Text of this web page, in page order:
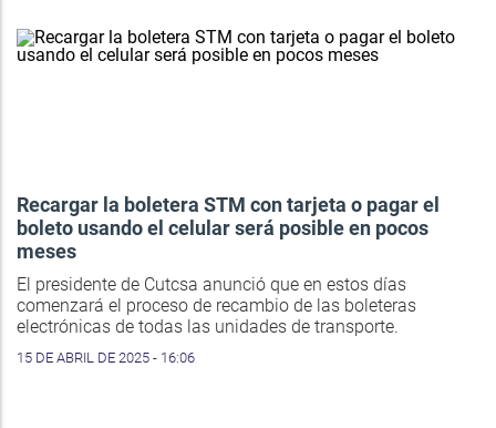
Recargar la boletera STM con tarjeta o pagar el
boleto usando el celular será posible en pocos
meses
El presidente de Cutcsa anunció que en estos días
comenzará el proceso de recambio de las boleteras
electrónicas de todas las unidades de transporte.
15 DE ABRIL DE 2025 - 16:06